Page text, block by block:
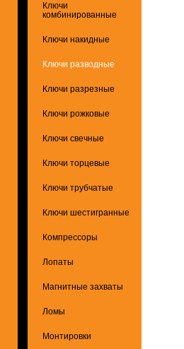
Ключи
комбинированные
Ключи накидные
Ключи разводные
Ключи разрезные
Ключи рожковые
Ключи свечные
Ключи торцевые
Ключи трубчатые
Ключи шестигранные
Компрессоры
Лопаты
Магнитные захваты
Ломы
Монтировки